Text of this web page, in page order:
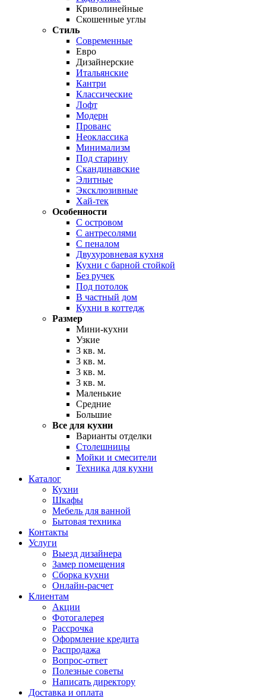
Криволинейные
Скошенные углы
Стиль
Современные
Евро
Дизайнерские
Итальянские
Кантри
Классические
Лофт
Модерн
Прованс
Неоклассика
Минимализм
Под старину
Скандинавские
Элитные
Эксклюзивные
Хай-тек
Особенности
С островом
С антресолями
С пеналом
Двухуровневая кухня
Кухни с барной стойкой
Без ручек
Под потолок
В частный дом
Кухни в коттедж
Размер
Мини-кухни
Узкие
3 кв. м.
3 кв. м.
3 кв. м.
3 кв. м.
Маленькие
Средние
Большие
Все для кухни
Варианты отделки
Столешницы
Мойки и смесители
Техника для кухни
Каталог
Кухни
Шкафы
Мебель для ванной
Бытовая техника
Контакты
Услуги
Выезд дизайнера
Замер помещения
Сборка кухни
Онлайн-расчет
Клиентам
Акции
Фотогалерея
Рассрочка
Оформление кредита
Распродажа
Вопрос-ответ
Полезные советы
Написать директору
Доставка и оплата